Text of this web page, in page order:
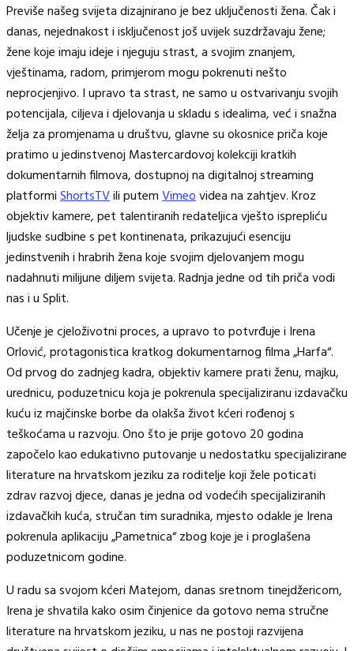
Previše našeg svijeta dizajnirano je bez uključenosti žena. Čak i
danas, nejednakost i isključenost još uvijek suzdržavaju žene;
žene koje imaju ideje i njeguju strast, a svojim znanjem,
vještinama, radom, primjerom mogu pokrenuti nešto
neprocjenjivo. I upravo ta strast, ne samo u ostvarivanju svojih
potencijala, ciljeva i djelovanja u skladu s idealima, već i snažna
želja za promjenama u društvu, glavne su okosnice priča koje
pratimo u jedinstvenoj Mastercardovoj kolekciji kratkih
dokumentarnih filmova, dostupnoj na digitalnoj streaming
platformiShortsTVili putemVimeovidea na zahtjev. Kroz
objektiv kamere, pet talentiranih redateljica vješto isprepliću
ljudske sudbine s pet kontinenata, prikazujući esenciju
jedinstvenih i hrabrih žena koje svojim djelovanjem mogu
nadahnuti milijune diljem svijeta. Radnja jedne od tih priča vodi
nas i u Split.
Učenje je cjeloživotni proces, a upravo to potvrđuje i Irena
Orlović, protagonistica kratkog dokumentarnog filma „Harfa“.
Od prvog do zadnjeg kadra, objektiv kamere prati ženu, majku,
urednicu, poduzetnicu koja je pokrenula specijaliziranu izdavačku
kuću iz majčinske borbe da olakša život kćeri rođenoj s
teškoćama u razvoju. Ono što je prije gotovo 20 godina
započelo kao edukativno putovanje u nedostatku specijalizirane
literature na hrvatskom jeziku za roditelje koji žele poticati
zdrav razvoj djece, danas je jedna od vodećih specijaliziranih
izdavačkih kuća, stručan tim suradnika, mjesto odakle je Irena
pokrenula aplikaciju „Pametnica“ zbog koje je i proglašena
poduzetnicom godine.
U radu sa svojom kćeri Matejom, danas sretnom tinejdžericom,
Irena je shvatila kako osim činjenice da gotovo nema stručne
literature na hrvatskom jeziku, u nas ne postoji razvijena